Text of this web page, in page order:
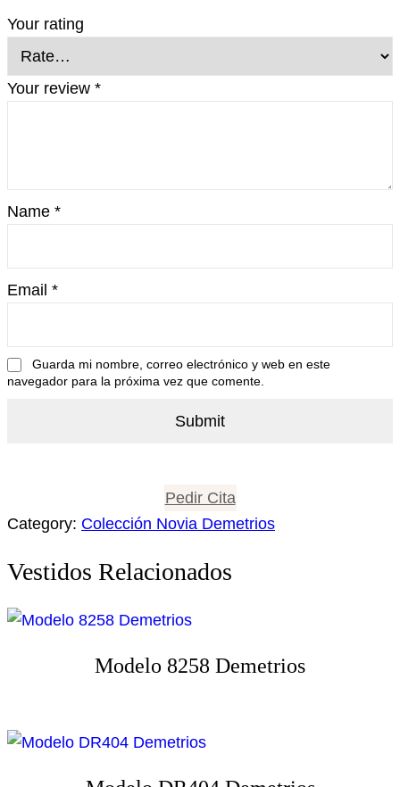
Your rating
Your review *
Name *
Email *
Guarda mi nombre, correo electrónico y web en este
navegador para la próxima vez que comente.
Pedir Cita
Category: Colección Novia Demetrios
Vestidos Relacionados
Modelo 8258 Demetrios